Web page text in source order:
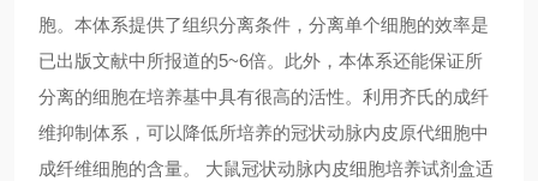
胞。本体系提供了组织分离条件，分离单个细胞的效率是
已出版文献中所报道的5~6倍。此外，本体系还能保证所
分离的细胞在培养基中具有很高的活性。利用齐氏的成纤
维抑制体系，可以降低所培养的冠状动脉内皮原代细胞中
成纤维细胞的含量。 大鼠冠状动脉内皮细胞培养试剂盒适